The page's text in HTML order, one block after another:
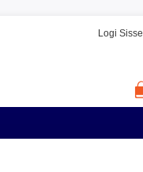
Logi Sisse